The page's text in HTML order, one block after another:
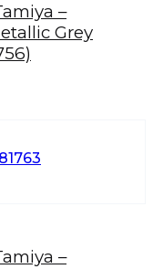
–
Grey
–